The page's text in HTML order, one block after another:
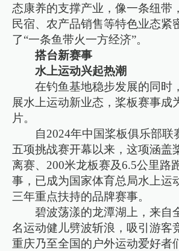
态康养的支撑产业，像一条纽带
民宿、农产品销售等特色业态紧
了“一条鱼带火一方经济”。
搭台新赛事
水上运动兴起热潮
在钓鱼基地稳步发展的同时
展水上运动新业态，桨板赛事成
片。
自2024年中国桨板俱乐部联
五项挑战赛开幕以来，这项涵盖
离赛、200米龙板赛及6.5公里路
事，已成为国家体育总局水上运
三年重点扶持的品牌赛事。
碧波荡漾的龙潭湖上，来自
名运动健儿劈波斩浪，吸引游客
重庆乃至全国的户外运动爱好者